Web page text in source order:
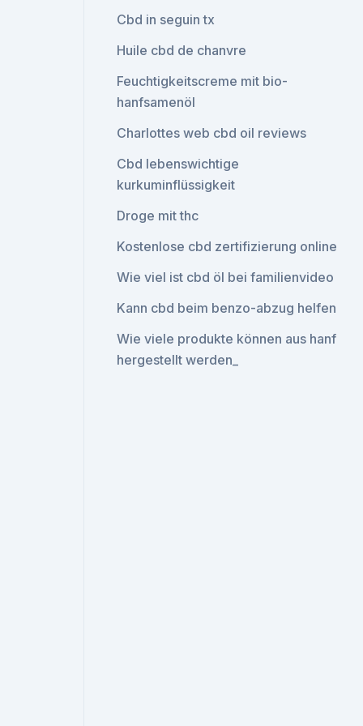
Cbd in seguin tx
Huile cbd de chanvre
Feuchtigkeitscreme mit bio-
hanfsamenöl
Charlottes web cbd oil reviews
Cbd lebenswichtige
kurkuminflüssigkeit
Droge mit thc
Kostenlose cbd zertifizierung online
Wie viel ist cbd öl bei familienvideo
Kann cbd beim benzo-abzug helfen
Wie viele produkte können aus hanf
hergestellt werden_